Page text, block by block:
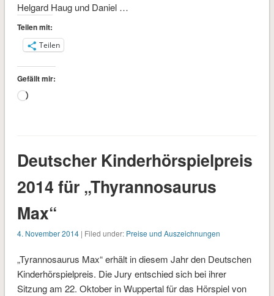
Helgard Haug und Daniel …
Teilen mit:
Teilen
Gefällt mir:
Wird
Deutscher Kinderhörspielpreis
2014 für „Thyrannosaurus
Max“
4. November 2014| Filed under: Preise und Auszeichnungen
„Tyrannosaurus Max“ erhält in diesem Jahr den Deutschen
Kinderhörspielpreis. Die Jury entschied sich bei ihrer
Sitzung am 22. Oktober in Wuppertal für das Hörspiel von